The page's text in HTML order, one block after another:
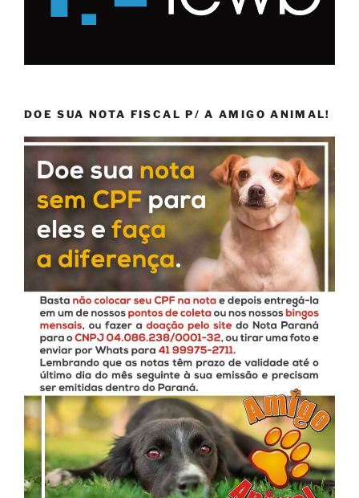
DOE SUA NOTA FISCAL P/ A AMIGO ANIMAL!